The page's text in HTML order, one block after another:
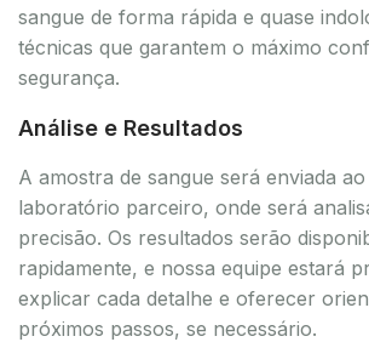
sangue de forma rápida e quase
técnicas que garantem o máximo
segurança.
Análise e Resultados
A amostra de sangue será enviada
laboratório parceiro, onde será
precisão. Os resultados serão
rapidamente, e nossa equipe estará
explicar cada detalhe e oferecer
próximos passos, se necessário.